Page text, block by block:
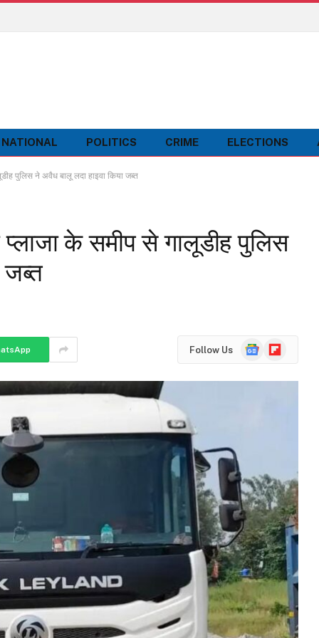
NATIONAL POLITICS CRIME ELECTIONS
पुलिस ने अवैध बालू लदा हाइवा किया जब्त
के समीप से गालूडीह पुलिस
जब्त
Follow Us
GoogleFlipboard